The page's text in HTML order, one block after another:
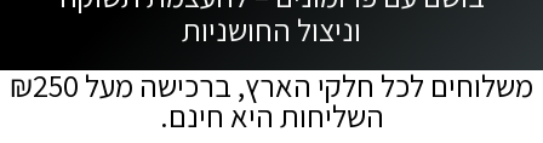
וניצול החושניות
משלוחים לכל חלקי הארץ, ברכישה מעל ₪250
השליחות היא חינם.